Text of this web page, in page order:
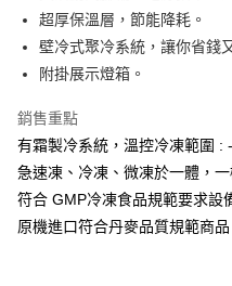
相關說明
【關於「AFTEE先享後付」】
AFTEE先享後付是「在收到商品之
便利好安心！
２．便利：只要手機號碼，簡訊認
３．安心：先確認商品／服務後，再
【「AFTEE先享後付」結帳流程】
１．於結帳方式選擇「AFTEE先享
結帳頁面，進行簡訊認證並確認金
２．訂單成立數日內，您將收到繳費
運送方式
免運費
超厚保溫層，節能降耗。
壁冷式聚冷系統，讓你省錢
附掛展示燈箱。
銷售重點
有霜製冷系統，溫控冷凍範圍
急速凍、冷凍、微凍於一體，
符合 GMP冷凍食品規範要求設
原機進口符合丹麥品質規範商品